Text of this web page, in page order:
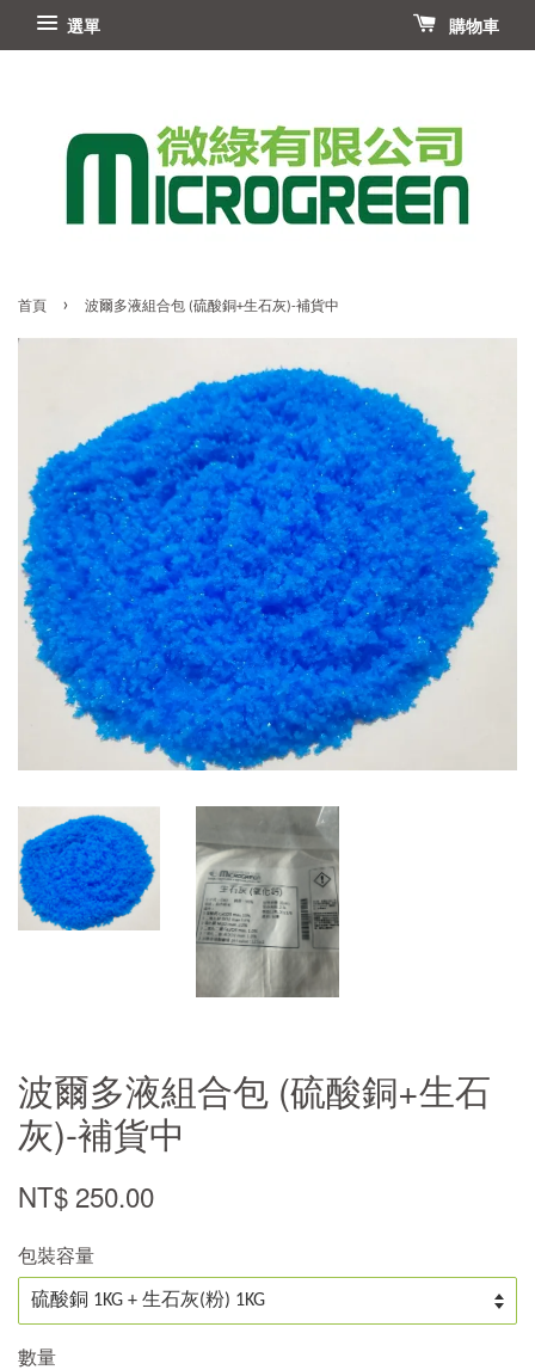
選單 購物車
首頁 › 波爾多液組合包 (硫酸銅+生石灰)-補貨中
波爾多液組合包 (硫酸銅+生石
灰)-補貨中
NT$ 250.00
包裝容量
數量